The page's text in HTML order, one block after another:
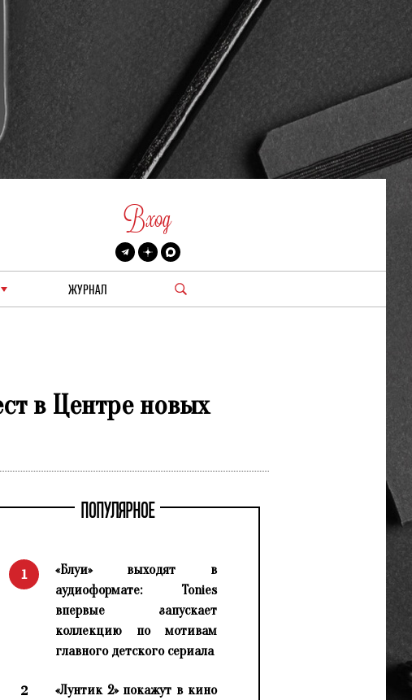
Вход
ЖУРНАЛ
в Центре новых
ПОПУЛЯРНОЕ
1
«Блуи» выходят в
аудиоформате: Tonies
впервые запускает
коллекцию по мотивам
главного детского сериала
2
«Лунтик 2» покажут в кино